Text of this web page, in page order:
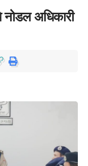
अधिकारी